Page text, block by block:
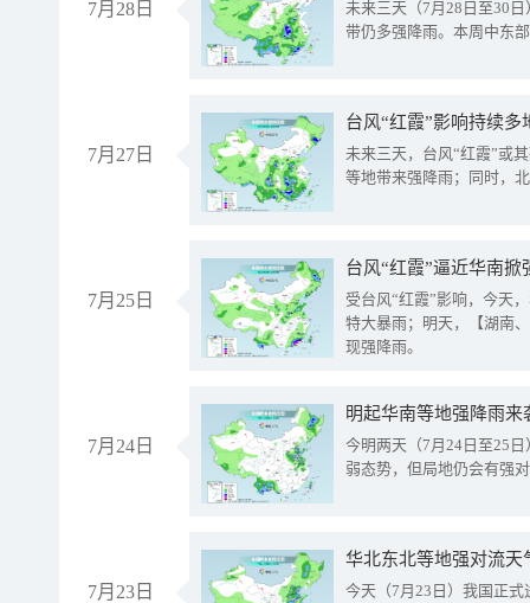
7月28日
未来三天（7月28日至30
带仍多强降雨。本周中东
7月27日
台风“红霞”影响持续
未来三天，台风“红霞”或
等地带来强降雨；同时，
7月25日
台风“红霞”逼近华南
受台风“红霞”影响，今天
特大暴雨；明天，【湖南
现强降雨。
7月24日
明起华南等地强降雨
今明两天（7月24日至25
弱态势，但局地仍会有强
7月23日
华北东北等地强对流天
今天（7月23日）我国正